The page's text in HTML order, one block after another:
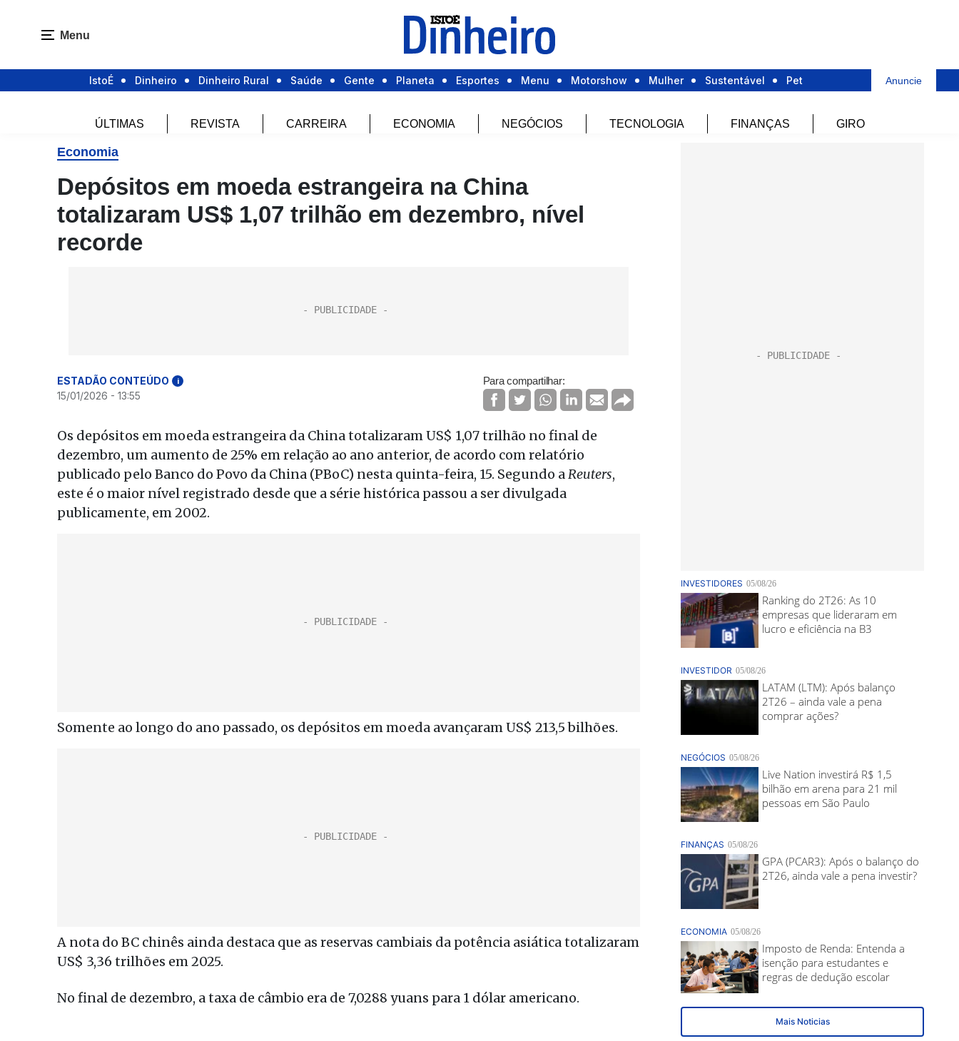
Menu
IstoÉ Dinheiro Dinheiro Rural Saúde Gente Planeta Esportes Menu Motorshow Mulher Sustentável Pet Anuncie
ÚLTIMAS REVISTA CARREIRA ECONOMIA NEGÓCIOS TECNOLOGIA FINANÇAS GIRO
Economia
Depósitos em moeda estrangeira na China
totalizaram US$ 1,07 trilhão em dezembro, nível
recorde
ESTADÃO CONTEÚDO i
15/01/2026 - 13:55
Para compartilhar:
Os depósitos em moeda estrangeira da China totalizaram US$ 1,07 trilhão no final de
dezembro, um aumento de 25% em relação ao ano anterior, de acordo com relatório
publicado pelo Banco do Povo da China (PBoC) nesta quinta-feira, 15. Segundo aReuters,
este é o maior nível registrado desde que a série histórica passou a ser divulgada
publicamente, em 2002.
Somente ao longo do ano passado, os depósitos em moeda avançaram US$ 213,5 bilhões.
A nota do BC chinês ainda destaca que as reservas cambiais da potência asiática totalizaram
US$ 3,36 trilhões em 2025.
No final de dezembro, a taxa de câmbio era de 7,0288 yuans para 1 dólar americano.